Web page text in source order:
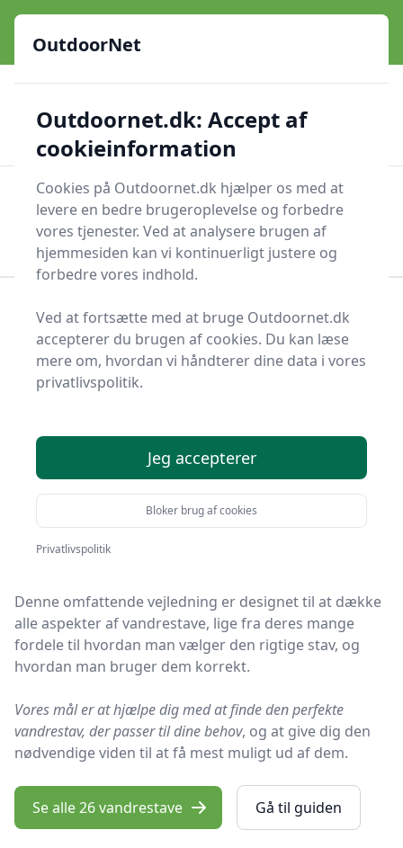
OutdoorNet - Inspiration, guides og grej til livet under åben
himmel
23 produktyper 🔐Sikker nethandel
Verificerede webshops
OutdoorNet
Søg nu
Søg nu
Forside Vandrestav
Vandrestave - 26 på
lager
Velkommen til 'Den Ultimative Guide til Vandrestave:
Alt du Behøver at Vide'! Uanset om du er en erfaren
vandrer eller en nybegynder, er brugen af vandrestave
vandreoplevelse.
Denne omfattende vejledning er designet til at dække
alle aspekter af vandrestave, lige fra deres mange
fordele til hvordan man vælger den rigtige stav, og
hvordan man bruger dem korrekt.
Vores mål er at hjælpe dig med at finde den perfekte
vandrestav, der passer til dine behov, og at give dig den
nødvendige viden til at få mest muligt ud af dem.
Se alle 26 vandrestave Gå til guiden
OutdoorNet
Outdoornet.dk: Accept af
cookieinformation
Cookies på Outdoornet.dk hjælper os med at
levere en bedre brugeroplevelse og forbedre
vores tjenester. Ved at analysere brugen af
hjemmesiden kan vi kontinuerligt justere og
forbedre vores indhold.
Ved at fortsætte med at bruge Outdoornet.dk
accepterer du brugen af cookies. Du kan læse
mere om, hvordan vi håndterer dine data i vores
privatlivspolitik.
Jeg accepterer
Bloker brug af cookies
Privatlivspolitik